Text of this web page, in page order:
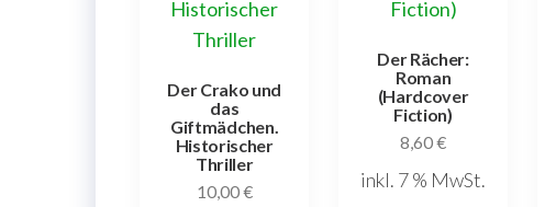
Der Crako und
das
Giftmädchen.
Historischer
Thriller
10,00€
Der Rächer:
Roman
(Hardcover
Fiction)
8,60€
inkl. 7 % MwSt.